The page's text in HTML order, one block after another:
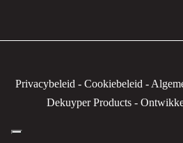
Privacybeleid - Cookiebeleid -
Dekuyper Products -